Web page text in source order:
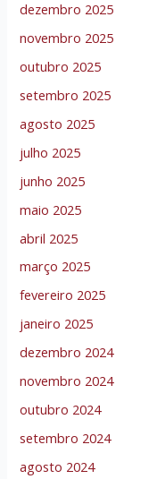
dezembro 2025
novembro 2025
outubro 2025
setembro 2025
agosto 2025
julho 2025
junho 2025
maio 2025
abril 2025
março 2025
fevereiro 2025
janeiro 2025
dezembro 2024
novembro 2024
outubro 2024
setembro 2024
agosto 2024